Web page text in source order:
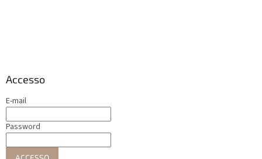
Accesso
E-mail
Password